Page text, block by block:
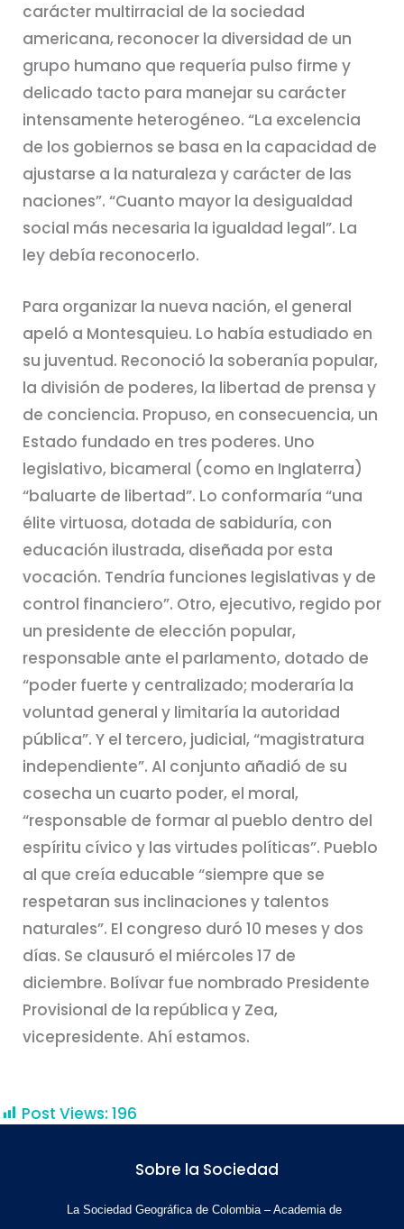
carácter multirracial de la sociedad
americana, reconocer la diversidad de un
grupo humano que requería pulso firme y
delicado tacto para manejar su carácter
intensamente heterogéneo. “La excelencia
de los gobiernos se basa en la capacidad de
ajustarse a la naturaleza y carácter de las
naciones”. “Cuanto mayor la desigualdad
social más necesaria la igualdad legal”. La
ley debía reconocerlo.
Para organizar la nueva nación, el general
apeló a Montesquieu. Lo había estudiado en
su juventud. Reconoció la soberanía popular,
la división de poderes, la libertad de prensa y
de conciencia. Propuso, en consecuencia, un
Estado fundado en tres poderes. Uno
legislativo, bicameral (como en Inglaterra)
“baluarte de libertad”. Lo conformaría “una
élite virtuosa, dotada de sabiduría, con
educación ilustrada, diseñada por esta
vocación. Tendría funciones legislativas y de
control financiero”. Otro, ejecutivo, regido por
un presidente de elección popular,
responsable ante el parlamento, dotado de
“poder fuerte y centralizado; moderaría la
voluntad general y limitaría la autoridad
pública”. Y el tercero, judicial, “magistratura
independiente”. Al conjunto añadió de su
cosecha un cuarto poder, el moral,
“responsable de formar al pueblo dentro del
espíritu cívico y las virtudes políticas”. Pueblo
al que creía educable “siempre que se
respetaran sus inclinaciones y talentos
naturales”. El congreso duró 10 meses y dos
días. Se clausuró el miércoles 17 de
diciembre. Bolívar fue nombrado Presidente
Provisional de la república y Zea,
vicepresidente. Ahí estamos.
Post Views: 196
Sobre la Sociedad
La Sociedad Geográfica de Colombia – Academia de